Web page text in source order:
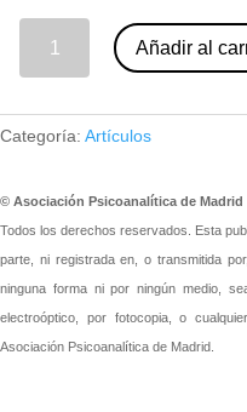
Añadir al
Categoría: Artículos
© Asociación Psicoanalítica de Madrid
Todos los derechos reservados. Esta
parte, ni registrada en, o transmitida
ninguna forma ni por ningún medio,
electroóptico, por fotocopia, o
Asociación Psicoanalítica de Madrid.